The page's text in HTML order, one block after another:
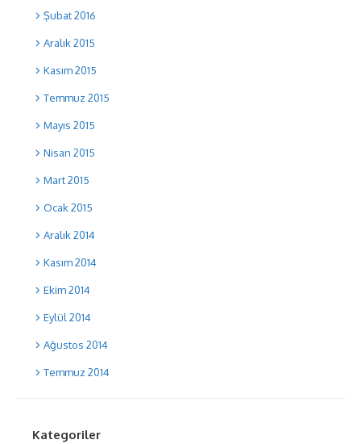
Şubat 2016
Aralık 2015
Kasım 2015
Temmuz 2015
Mayıs 2015
Nisan 2015
Mart 2015
Ocak 2015
Aralık 2014
Kasım 2014
Ekim 2014
Eylül 2014
Ağustos 2014
Temmuz 2014
Kategoriler